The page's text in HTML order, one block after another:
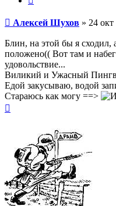
Шухов
Сообщение
Алексей Шухов » 24
Блин, на этой бы я
положено(( Вот там и
удовольствие...
Виликий и Ужасный
Едой закусываю, водой
Стараюсь как могу ==>